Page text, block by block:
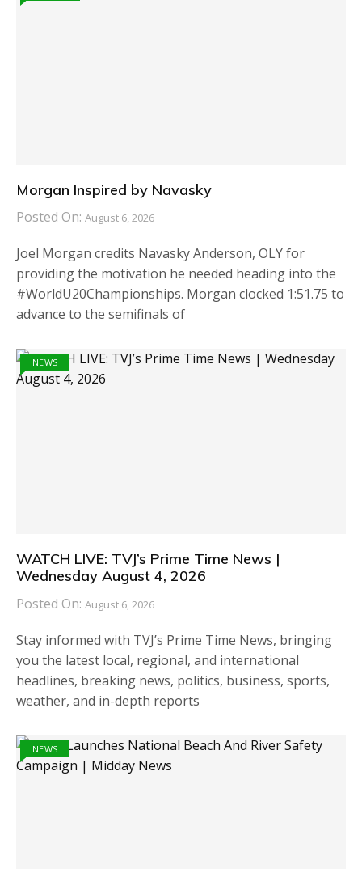
Morgan Inspired by Navasky
Posted On: August 6, 2026
Joel Morgan credits Navasky Anderson, OLY for
providing the motivation he needed heading into the
#WorldU20Championships. Morgan clocked 1:51.75 to
advance to the semifinals of
NEWS
WATCH LIVE: TVJ’s Prime Time News |
Wednesday August 4, 2026
Posted On: August 6, 2026
Stay informed with TVJ’s Prime Time News, bringing
you the latest local, regional, and international
headlines, breaking news, politics, business, sports,
weather, and in-depth reports
NEWS